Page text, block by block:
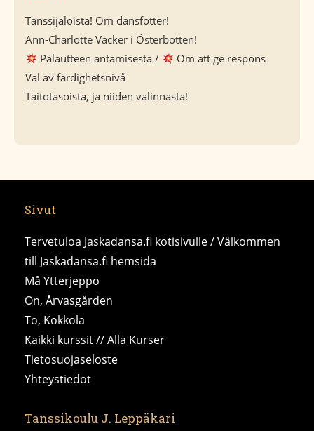
Tanssijaloista! Om dansfötter!
Ann-Charlotte Vacker i Österbotten!
Palautteen antamisesta /
Om att ge respons
Val av färdighetsnivå
Taitotasoista, ja niiden valinnasta!
Sivut
Tervetuloa Jaskadansa.fi kotisivulle / Välkommen
till Jaskadansa.fi hemsida
Må Ytterjeppo
On, Årvasgården
To, Kokkola
Kaikki kurssit // Alla Kurser
Tietosuojaseloste
Yhteystiedot
Tanssikoulu J. Leppäkari